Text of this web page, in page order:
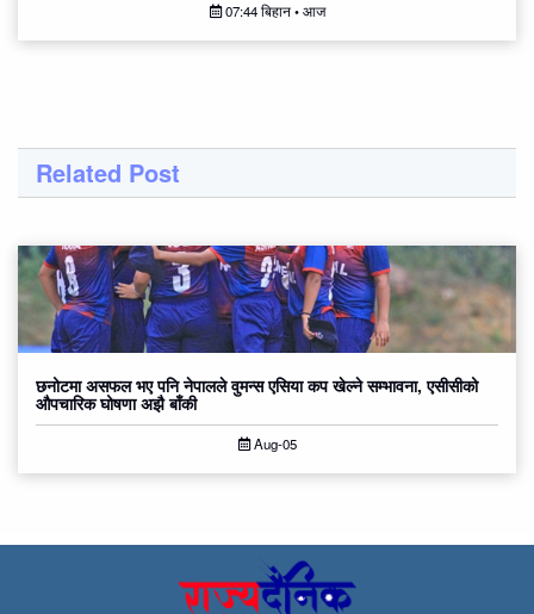
07:44 बिहान • आज
Related Post
छनोटमा असफल भए पनि नेपालले वुमन्स एसिया कप खेल्ने सम्भावना, एसीसीको
औपचारिक घोषणा अझै बाँकी
Aug-05